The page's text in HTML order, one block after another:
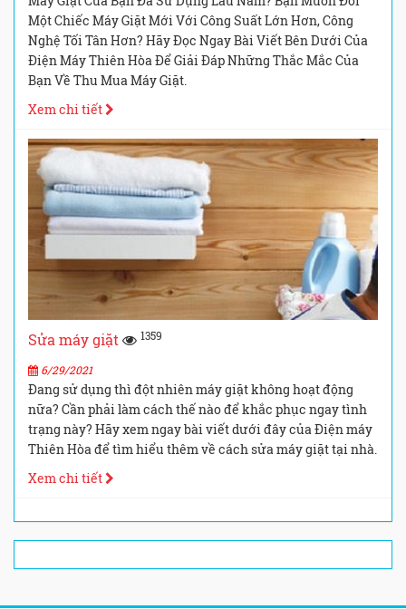
Một Chiếc Máy Giặt Mới Với Công Suất Lớn Hơn, Công
Nghệ Tối Tân Hơn? Hãy Đọc Ngay Bài Viết Bên Dưới Của
Điện Máy Thiên Hòa Để Giải Đáp Những Thắc Mắc Của
Bạn Về Thu Mua Máy Giặt.
Xem chi tiết
Sửa máy giặt 1359
6/29/2021
Đang sử dụng thì đột nhiên máy giặt không hoạt động
nữa? Cần phải làm cách thế nào để khắc phục ngay tình
trạng này? Hãy xem ngay bài viết dưới đây của Điện máy
Thiên Hòa để tìm hiểu thêm về cách sửa máy giặt tại nhà.
Xem chi tiết